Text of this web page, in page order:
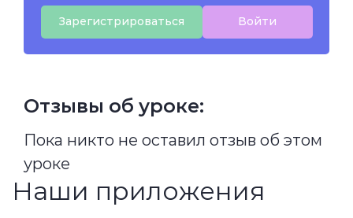
Зарегистрироваться Войти
Отзывы об уроке:
Пока никто не оставил отзыв об этом
уроке
Наши приложения